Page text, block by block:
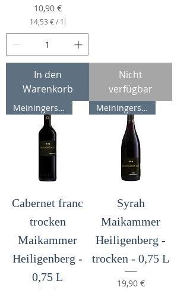
Preis
10,90 €
14,53 € / 1l
1
4
,
3
€
r
o
1
i
t
r
In den
Warenkorb
1
L
i
t
e
r
Nicht
verfügbar
MeiningersRotweinpreis 23 91 P
Cabernet franc
trocken
Maikammer
Heiligenberg -
0,75 L
Meiningers Rotweinpreis 90 P
Syrah
Maikammer
Heiligenberg -
trocken - 0,75 L
Preis
19,90 €